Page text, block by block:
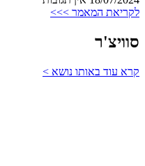
לקריאת המאמר >>>
סוויצ'ר
קרא עוד באותו נושא >